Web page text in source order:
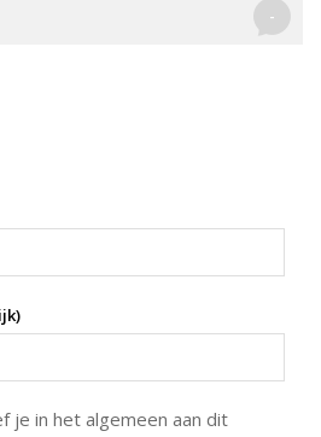
-
je in het algemeen aan dit